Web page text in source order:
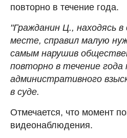
повторно в течение года.
"Гражданин Ц., находясь
месте, справил малую
самым нарушив
повторно в течение года
административного
в суде.
Отмечается, что момент
видеонаблюдения.